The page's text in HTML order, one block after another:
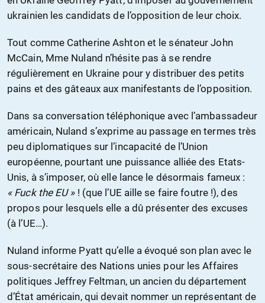
ukrainien les candidats de l’opposition de leur choix.
Tout comme Catherine Ashton et le sénateur John
McCain, Mme Nuland n’hésite pas à se rendre
régulièrement en Ukraine pour y distribuer des petits
pains et des gâteaux aux manifestants de l’opposition.
Dans sa conversation téléphonique avec l’ambassadeur
américain, Nuland s’exprime au passage en termes très
peu diplomatiques sur l’incapacité de l’Union
européenne, pourtant une puissance alliée des Etats-
Unis, à s’imposer, où elle lance le désormais fameux :
« Fuck the EU »! (que l’UE aille se faire foutre !), des
propos pour lesquels elle a dû présenter des excuses
(à l’UE…).
Nuland informe Pyatt qu’elle a évoqué son plan avec le
sous-secrétaire des Nations unies pour les Affaires
politiques Jeffrey Feltman, un ancien du département
d’État américain, qui devait nommer un représentant de